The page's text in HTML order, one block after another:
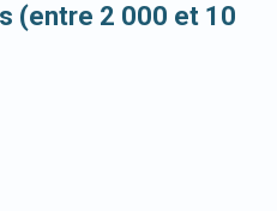
(entre 2 000 et 10